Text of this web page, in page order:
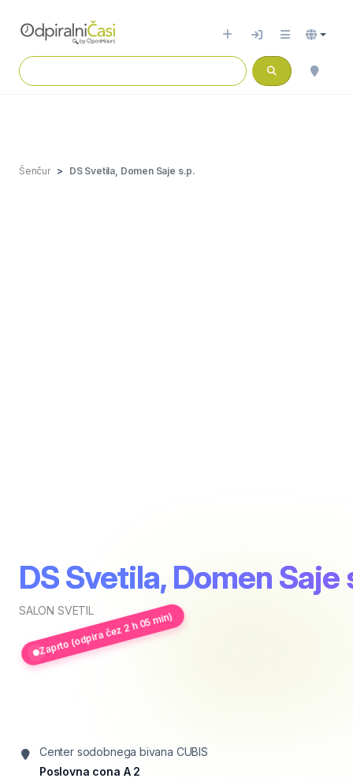
Šenčur DS Svetila, Domen Saje s.p.
DS Svetila, Domen Saje
SALON SVETIL
Zaprto (odpira čez 2 h 05 min)
Center sodobnega bivana CUBIS
Poslovna cona A 2